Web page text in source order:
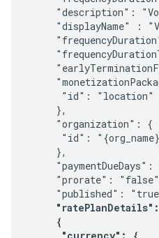
"description":
"displayName" :
      "id": "location"
     },
     "organization": {
"id":
     },
"paymentDueDays":
"prorate":
"published":
     {